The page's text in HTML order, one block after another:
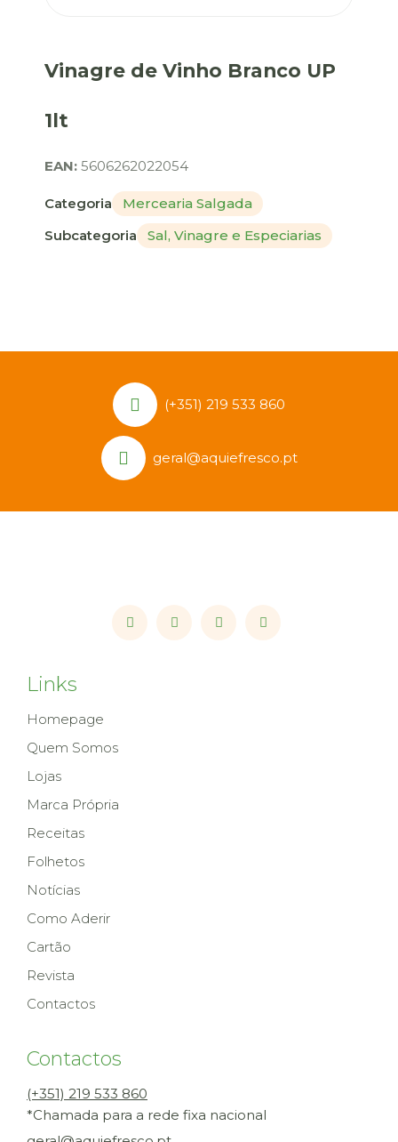
Vinagre de Vinho Branco UP
1lt
EAN: 5606262022054
Categoria
Mercearia Salgada
Subcategoria
Sal, Vinagre e Especiarias
(+351) 219 533 860
geral@aquiefresco.pt
Links
Homepage
Quem Somos
Lojas
Marca Própria
Receitas
Folhetos
Notícias
Como Aderir
Cartão
Revista
Contactos
Contactos
(+351) 219 533 860
*Chamada para a rede fixa nacional